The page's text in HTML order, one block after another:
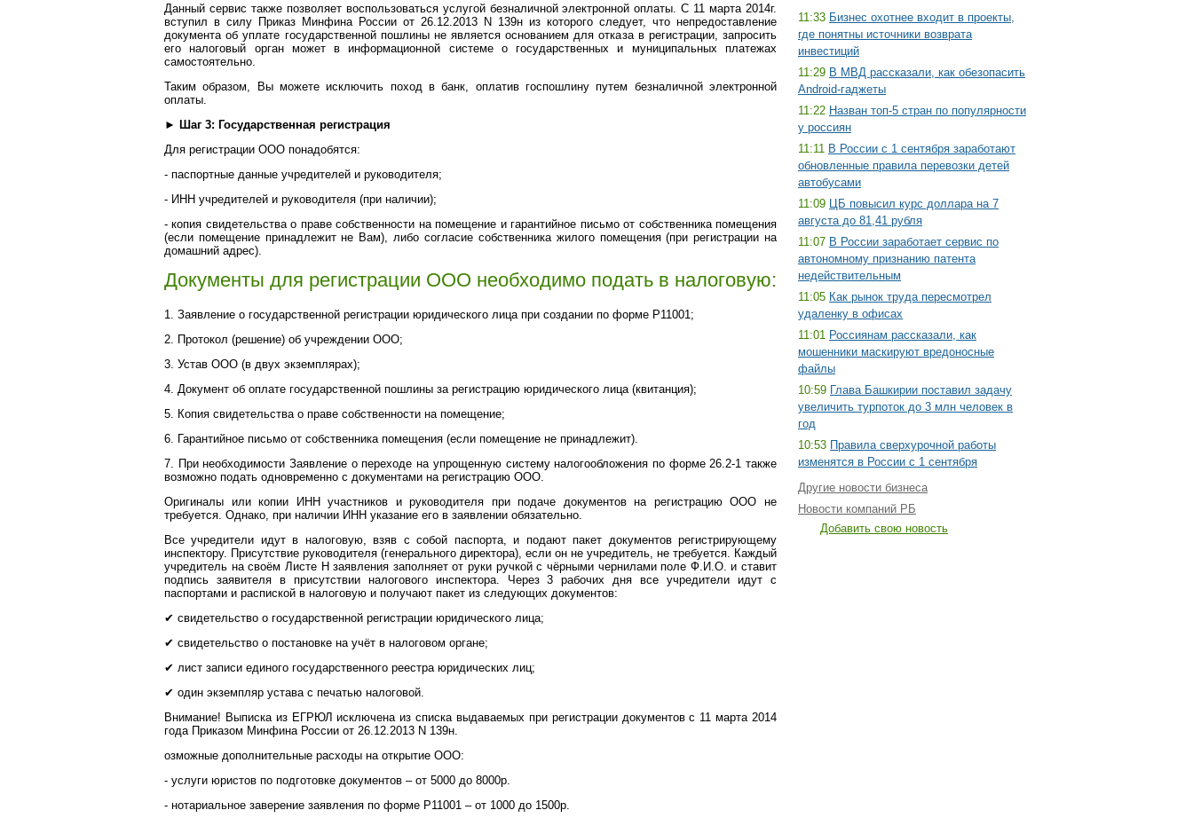
Данный сервис также позволяет воспользоваться услугой безналичной электронной оплаты. С 11 марта 2014г.
вступил в силу Приказ Минфина России от 26.12.2013 N 139н из которого следует, что непредоставление
документа об уплате государственной пошлины не является основанием для отказа в регистрации, запросить
его налоговый орган может в информационной системе о государственных и муниципальных платежах
самостоятельно.
Таким образом, Вы можете исключить поход в банк, оплатив госпошлину путем безналичной электронной
оплаты.
► Шаг 3: Государственная регистрация
Для регистрации ООО понадобятся:
- паспортные данные учредителей и руководителя;
- ИНН учредителей и руководителя (при наличии);
- копия свидетельства о праве собственности на помещение и гарантийное письмо от собственника помещения
(если помещение принадлежит не Вам), либо согласие собственника жилого помещения (при регистрации на
домашний адрес).
Документы для регистрации ООО необходимо подать в налоговую:
1. Заявление о государственной регистрации юридического лица при создании по форме P11001;
2. Протокол (решение) об учреждении ООО;
3. Устав ООО (в двух экземплярах);
4. Документ об оплате государственной пошлины за регистрацию юридического лица (квитанция);
5. Копия свидетельства о праве собственности на помещение;
6. Гарантийное письмо от собственника помещения (если помещение не принадлежит).
7. При необходимости Заявление о переходе на упрощенную систему налогообложения по форме 26.2-1 также
возможно подать одновременно с документами на регистрацию ООО.
Оригиналы или копии ИНН участников и руководителя при подаче документов на регистрацию ООО не
требуется. Однако, при наличии ИНН указание его в заявлении обязательно.
Все учредители идут в налоговую, взяв с собой паспорта, и подают пакет документов регистрирующему
инспектору. Присутствие руководителя (генерального директора), если он не учредитель, не требуется. Каждый
учредитель на своём Листе Н заявления заполняет от руки ручкой с чёрными чернилами поле Ф.И.О. и ставит
подпись заявителя в присутствии налогового инспектора. Через 3 рабочих дня все учредители идут с
паспортами и распиской в налоговую и получают пакет из следующих документов:
✔ свидетельство о государственной регистрации юридического лица;
✔ свидетельство о постановке на учёт в налоговом органе;
✔ лист записи единого государственного реестра юридических лиц;
✔ один экземпляр устава с печатью налоговой.
Внимание! Выписка из ЕГРЮЛ исключена из списка выдаваемых при регистрации документов с 11 марта 2014
года Приказом Минфина России от 26.12.2013 N 139н.
озможные дополнительные расходы на открытие ООО:
- услуги юристов по подготовке документов – от 5000 до 8000р.
- нотариальное заверение заявления по форме Р11001 – от 1000 до 1500р.
11:33 Бизнес охотнее входит в проекты,
где понятны источники возврата
инвестиций
11:29 В МВД рассказали, как обезопасить
Android-гаджеты
11:22 Назван топ-5 стран по популярности
у россиян
11:11 В России с 1 сентября заработают
обновленные правила перевозки детей
автобусами
11:09 ЦБ повысил курс доллара на 7
августа до 81,41 рубля
11:07 В России заработает сервис по
автономному признанию патента
недействительным
11:05 Как рынок труда пересмотрел
удаленку в офисах
11:01 Россиянам рассказали, как
мошенники маскируют вредоносные
файлы
10:59 Глава Башкирии поставил задачу
увеличить турпоток до 3 млн человек в
год
10:53 Правила сверхурочной работы
изменятся в России с 1 сентября
Другие новости бизнеса
Новости компаний РБ
Добавить свою новость